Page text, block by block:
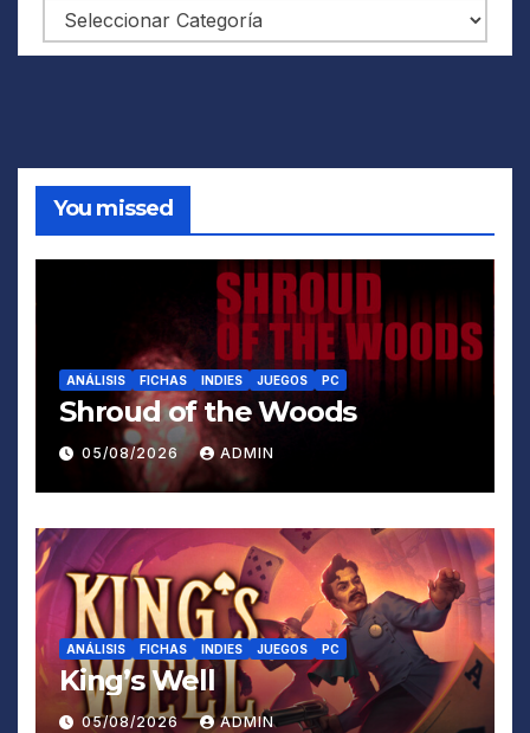
Categorías
You missed
ANÁLISIS FICHAS INDIES JUEGOS PC
Shroud of the Woods
05/08/2026 ADMIN
ANÁLISIS FICHAS INDIES JUEGOS PC
King’s Well
05/08/2026 ADMIN